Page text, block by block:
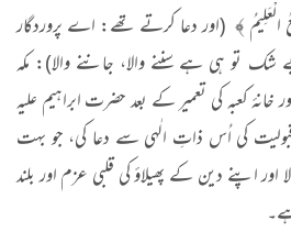
﴾ (اور دعا کرتے تھے: اے پروردگار
تو ہی ہے سننے والا، جاننے والا): مکہ
کعبہ کی تعمیر کے بعد حضرت ابراہیم علیہ
کی اُس ذاتِ الٰہی سے دعا کی، جو بہت
اور اپنے دین کے پھیلاؤ کی قلبی عزم اور بلند